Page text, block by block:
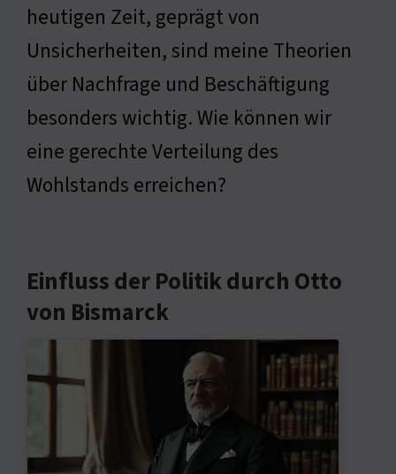
heutigen Zeit, geprägt von
Unsicherheiten, sind meine Theorien
über Nachfrage und Beschäftigung
besonders wichtig. Wie können wir
eine gerechte Verteilung des
Wohlstands erreichen?
Einfluss der Politik durch Otto
von Bismarck